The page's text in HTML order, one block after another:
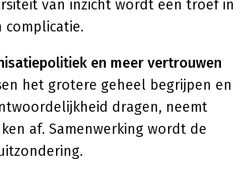
van inzicht wordt een troef in
complicatie.
en meer vertrouwen
het grotere geheel begrijpen en
dragen, neemt
af. Samenwerking wordt de